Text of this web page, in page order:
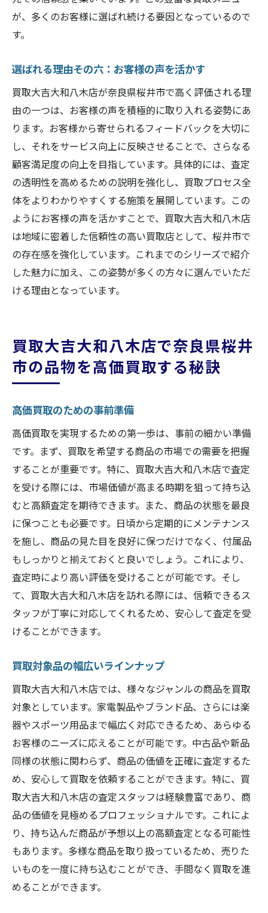
が、多くのお客様に選ばれ続ける要因となっているので
す。
選ばれる理由その六：お客様の声を活かす
買取大吉大和八木店が奈良県桜井市で高く評価される理
由の一つは、お客様の声を積極的に取り入れる姿勢にあ
ります。お客様から寄せられるフィードバックを大切に
し、それをサービス向上に反映させることで、さらなる
顧客満足度の向上を目指しています。具体的には、査定
の透明性を高めるための説明を強化し、買取プロセス全
体をよりわかりやすくする施策を展開しています。この
ようにお客様の声を活かすことで、買取大吉大和八木店
は地域に密着した信頼性の高い買取店として、桜井市で
の存在感を強化しています。これまでのシリーズで紹介
した魅力に加え、この姿勢が多くの方々に選んでいただ
ける理由となっています。
買取大吉大和八木店で奈良県桜井
市の品物を高価買取する秘訣
高価買取のための事前準備
高価買取を実現するための第一歩は、事前の細かい準備
です。まず、買取を希望する商品の市場での需要を把握
することが重要です。特に、買取大吉大和八木店で査定
を受ける際には、市場価値が高まる時期を狙って持ち込
むと高額査定を期待できます。また、商品の状態を最良
に保つことも必要です。日頃から定期的にメンテナンス
を施し、商品の見た目を良好に保つだけでなく、付属品
もしっかりと揃えておくと良いでしょう。これにより、
査定時により高い評価を受けることが可能です。そし
て、買取大吉大和八木店を訪れる際には、信頼できるス
タッフが丁寧に対応してくれるため、安心して査定を受
けることができます。
買取対象品の幅広いラインナップ
買取大吉大和八木店では、様々なジャンルの商品を買取
対象としています。家電製品やブランド品、さらには楽
器やスポーツ用品まで幅広く対応できるため、あらゆる
お客様のニーズに応えることが可能です。中古品や新品
同様の状態に関わらず、商品の価値を正確に査定するた
め、安心して買取を依頼することができます。特に、買
取大吉大和八木店の査定スタッフは経験豊富であり、商
品の価値を見極めるプロフェッショナルです。これによ
り、持ち込んだ商品が予想以上の高額査定となる可能性
もあります。多様な商品を取り扱っているため、売りた
いものを一度に持ち込むことができ、手間なく買取を進
めることができます。